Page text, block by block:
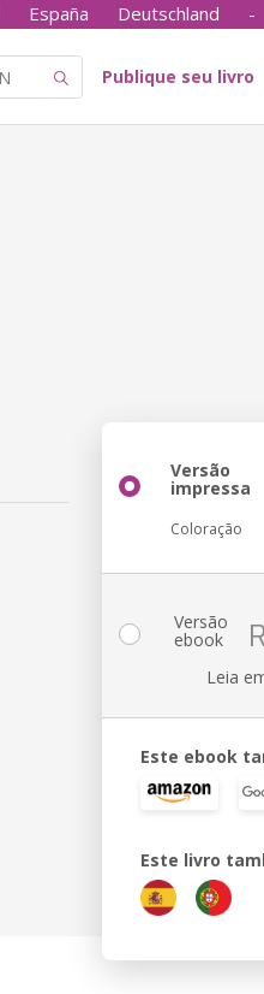
España Deutschland -
Publique seu livro
Versão
impressa
Coloração
Versão
ebook
Leia
Este ebook
Este livro